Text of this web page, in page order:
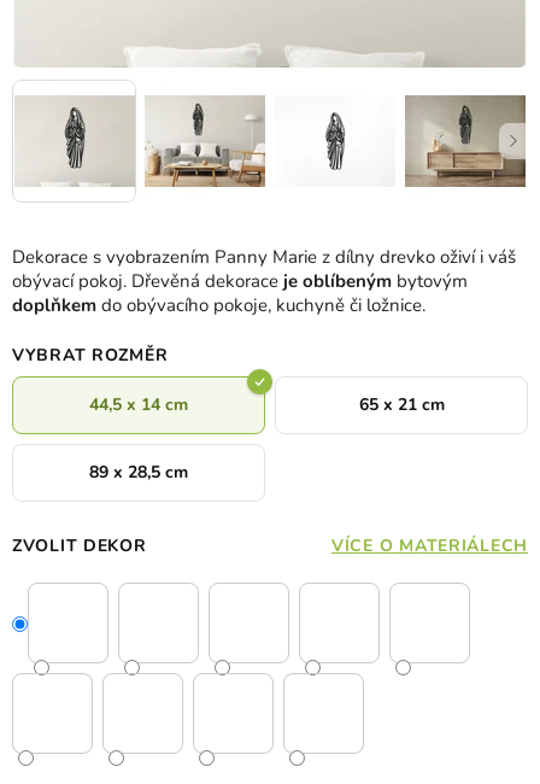
Dekorace s vyobrazením Panny Marie z dílny drevko oživí i váš
obývací pokoj. Dřevěná dekorace je oblíbeným bytovým
doplňkem do obývacího pokoje, kuchyně či ložnice.
VYBRAT ROZMĚR
44,5 x 14 cm 65 x 21 cm
89 x 28,5 cm
ZVOLIT DEKOR VÍCE O MATERIÁLECH